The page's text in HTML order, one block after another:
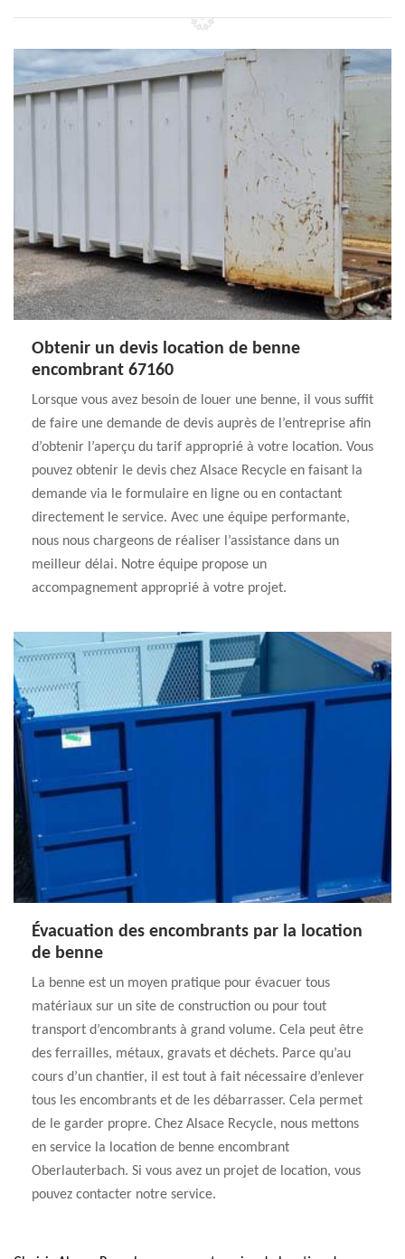
Obtenir un devis location de benne
encombrant 67160
Lorsque vous avez besoin de louer une benne, il vous suffit
de faire une demande de devis auprès de l’entreprise afin
d’obtenir l’aperçu du tarif approprié à votre location. Vous
pouvez obtenir le devis chez Alsace Recycle en faisant la
demande via le formulaire en ligne ou en contactant
directement le service. Avec une équipe performante,
nous nous chargeons de réaliser l’assistance dans un
meilleur délai. Notre équipe propose un
accompagnement approprié à votre projet.
Évacuation des encombrants par la location
de benne
La benne est un moyen pratique pour évacuer tous
matériaux sur un site de construction ou pour tout
transport d’encombrants à grand volume. Cela peut être
des ferrailles, métaux, gravats et déchets. Parce qu’au
cours d’un chantier, il est tout à fait nécessaire d’enlever
tous les encombrants et de les débarrasser. Cela permet
de le garder propre. Chez Alsace Recycle, nous mettons
en service la location de benne encombrant
Oberlauterbach. Si vous avez un projet de location, vous
pouvez contacter notre service.